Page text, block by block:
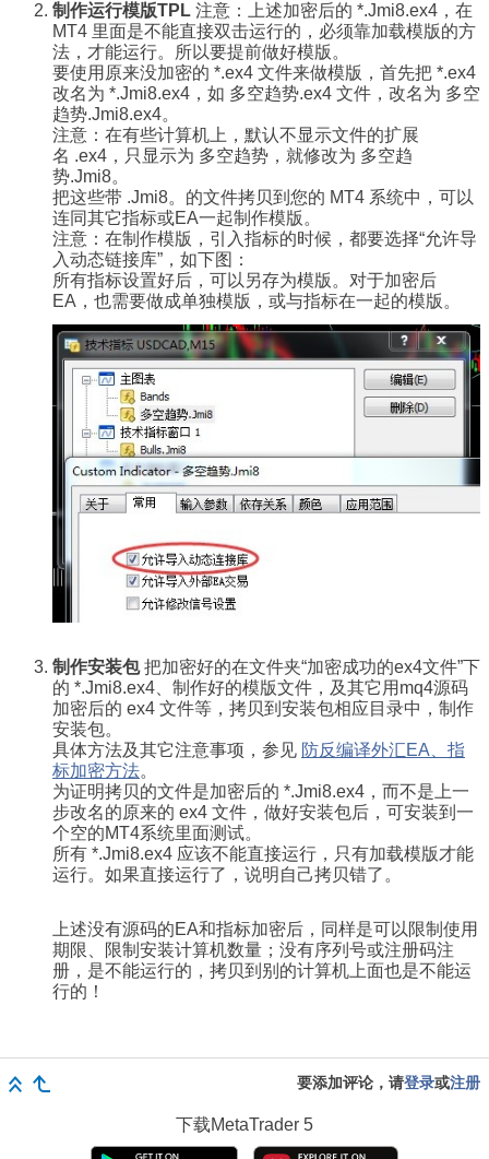
制作运行模版TPL 注意：上述加密后的 *.Jmi8.ex4，在
MT4 里面是不能直接双击运行的，必须靠加载模版的方
法，才能运行。所以要提前做好模版。
要使用原来没加密的 *.ex4 文件来做模版，首先把 *.ex4
改名为 *.Jmi8.ex4，如 多空趋势.ex4 文件，改名为 多空
趋势.Jmi8.ex4。
注意：在有些计算机上，默认不显示文件的扩展
名 .ex4，只显示为 多空趋势，就修改为 多空趋
势.Jmi8。
把这些带 .Jmi8。的文件拷贝到您的 MT4 系统中，可以
连同其它指标或EA一起制作模版。
注意：在制作模版，引入指标的时候，都要选择“允许导
入动态链接库”，如下图：
所有指标设置好后，可以另存为模版。对于加密后
EA，也需要做成单独模版，或与指标在一起的模版。
制作安装包 把加密好的在文件夹“加密成功的ex4文件”下
的 *.Jmi8.ex4、制作好的模版文件，及其它用mq4源码
加密后的 ex4 文件等，拷贝到安装包相应目录中，制作
安装包。
具体方法及其它注意事项，参见 防反编译外汇EA、指
标加密方法。
为证明拷贝的文件是加密后的 *.Jmi8.ex4，而不是上一
步改名的原来的 ex4 文件，做好安装包后，可安装到一
个空的MT4系统里面测试。
所有 *.Jmi8.ex4 应该不能直接运行，只有加载模版才能
运行。如果直接运行了，说明自己拷贝错了。
上述没有源码的EA和指标加密后，同样是可以限制使用
期限、限制安装计算机数量；没有序列号或注册码注
册，是不能运行的，拷贝到别的计算机上面也是不能运
行的！
要添加评论，请登录或注册
下载MetaTrader 5